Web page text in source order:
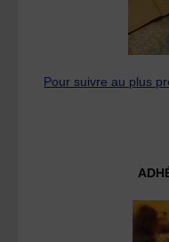
Pour suivre au plus